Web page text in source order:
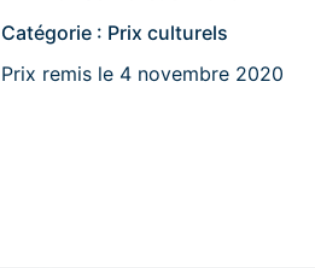
Catégorie : Prix culturels
Prix remis le 4 novembre 2020